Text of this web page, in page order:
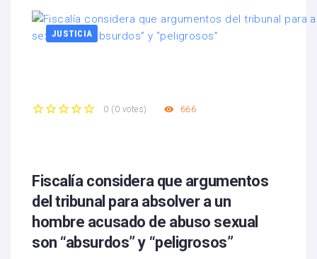
JUSTICIA
0 ( 0 votes) 666
Fiscalía considera que argumentos
del tribunal para absolver a un
hombre acusado de abuso sexual
son “absurdos” y “peligrosos”